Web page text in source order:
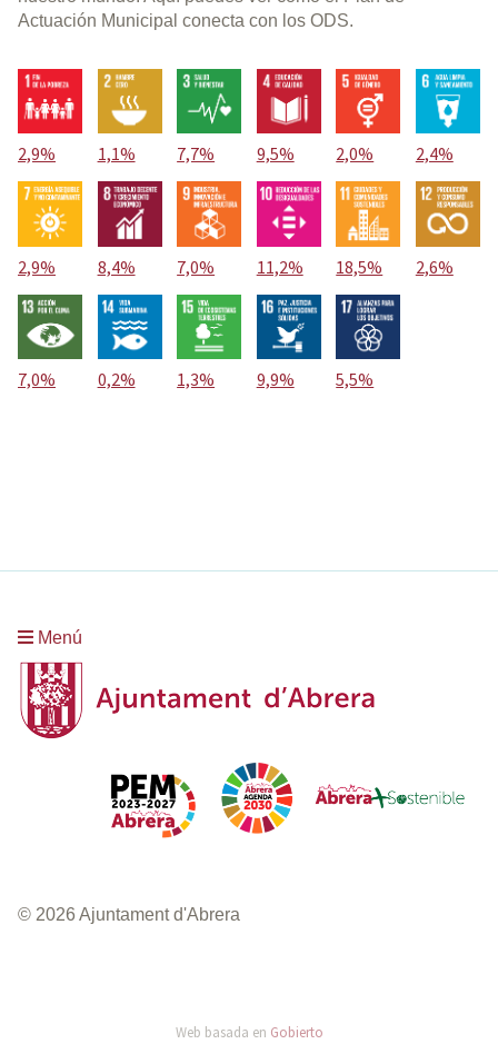
Actuación Municipal conecta con los ODS.
2,9% 1,1% 7,7% 9,5% 2,0% 2,4%
2,9% 8,4% 7,0% 11,2% 18,5% 2,6%
7,0% 0,2% 1,3% 9,9% 5,5%
Menú
© 2026 Ajuntament d'Abrera
Web basada en Gobierto